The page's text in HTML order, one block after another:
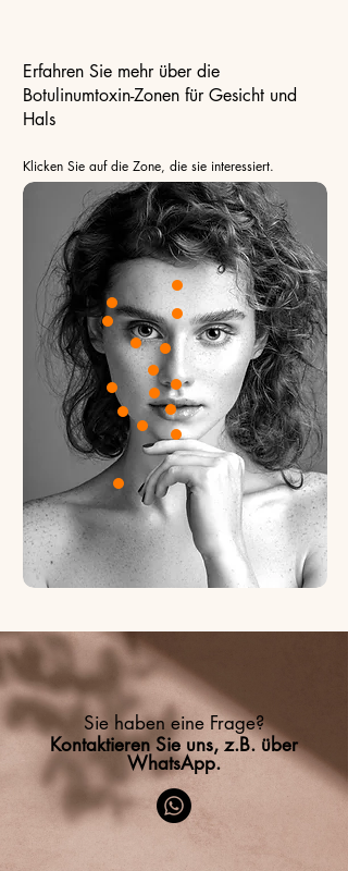
Erfahren Sie mehr über die
Botulinumtoxin-Zonen für Gesicht und
Hals
Klicken Sie auf die Zone, die sie interessiert.
Sie haben eine Frage?
Kontaktieren Sie uns, z.B. über
WhatsApp.